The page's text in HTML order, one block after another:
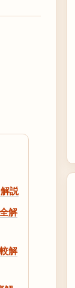
説
解
解